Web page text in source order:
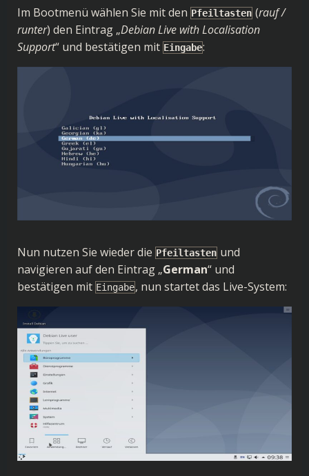
Im Bootmenü wählen Sie mit den Pfeiltasten (rauf /
runter) den Eintrag „Debian Live with Localisation
Support“ und bestätigen mit Eingabe:
Nun nutzen Sie wieder die Pfeiltasten und
navigieren auf den Eintrag „German“ und
bestätigen mit Eingabe, nun startet das Live-System: